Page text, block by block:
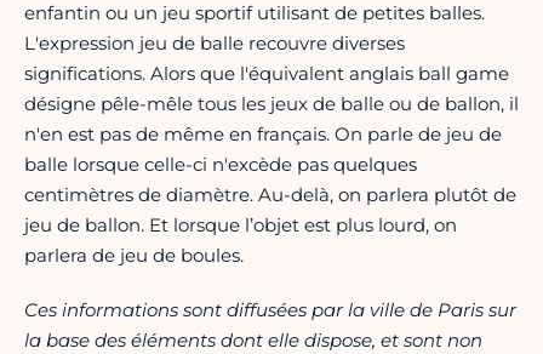
enfantin ou un jeu sportif utilisant de petites balles.
L'expression jeu de balle recouvre diverses
significations. Alors que l'équivalent anglais ball game
désigne pêle-mêle tous les jeux de balle ou de ballon, il
n'en est pas de même en français. On parle de jeu de
balle lorsque celle-ci n'excède pas quelques
centimètres de diamètre. Au-delà, on parlera plutôt de
jeu de ballon. Et lorsque l’objet est plus lourd, on
parlera de jeu de boules.
Ces informations sont diffusées par la ville de Paris sur
la base des éléments dont elle dispose, et sont non